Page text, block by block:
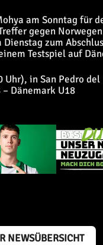
am Sonntag für
gegen
zum
Testspiel auf
Uhr), in San Pedro
Dänemark U18
NEWSÜBERSICHT